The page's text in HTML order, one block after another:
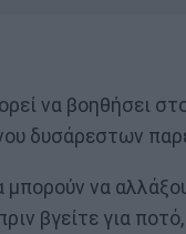
να βοηθήσει
δυσάρεστων
να
βγείτε για